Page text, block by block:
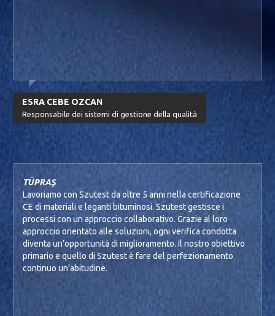
ESRA CEBE OZCAN
Responsabile dei sistemi di gestione della qualità
TÜPRAŞ
Lavoriamo con Szutest da oltre 5 anni nella certificazione
CE di materiali e leganti bituminosi. Szutest gestisce i
processi con un approccio collaborativo. Grazie al loro
approccio orientato alle soluzioni, ogni verifica condotta
diventa un’opportunità di miglioramento. Il nostro obiettivo
primario e quello di Szutest è fare del perfezionamento
continuo un’abitudine.